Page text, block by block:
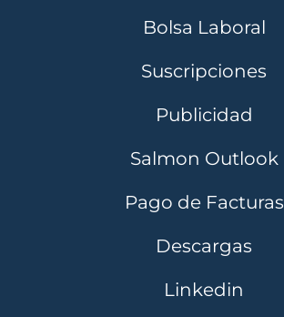
Bolsa Laboral
Suscripciones
Publicidad
Salmon Outlook
Pago de Facturas
Descargas
Linkedin